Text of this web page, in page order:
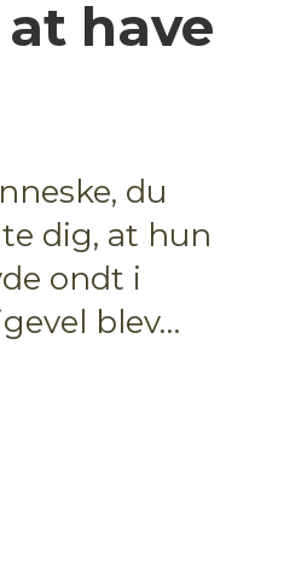
have
du
dig, at hun
ondt i
blev…